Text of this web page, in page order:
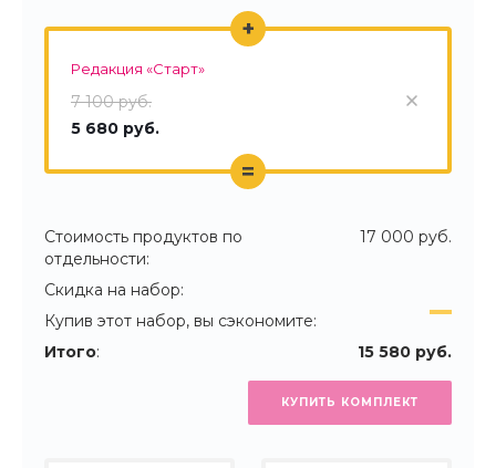
Редакция «Старт»
7 100 руб.
5 680 руб.
+
=
Стоимость продуктов по
отдельности:
17 000 руб.
Скидка на набор:
Купив этот набор, вы сэкономите:
Итого: 15 580 руб.
КУПИТЬ КОМПЛЕКТ